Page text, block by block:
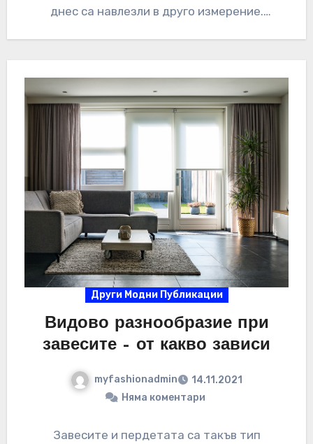
днес са навлезли в друго измерение.
Други Модни Публикации
Видово разнообразие при
завесите – от какво зависи
myfashionadmin
14.11.2021
Няма коментари
Завесите и пердетата са такъв тип